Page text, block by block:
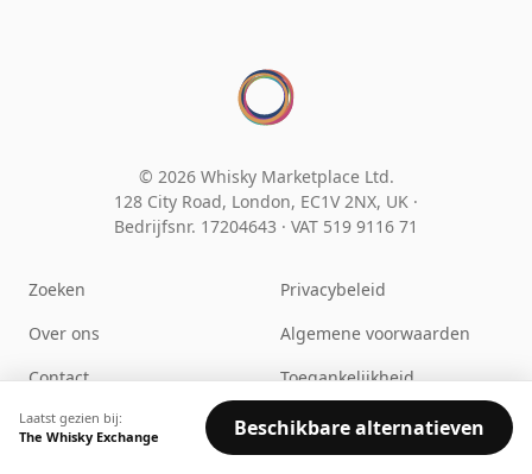
Laatst gezien bij:
The Whisky Exchange
Beschikbare alternatieven
© 2026 Whisky Marketplace Ltd.
128 City Road, London, EC1V 2NX, UK ·
Bedrijfsnr. 17204643 · VAT 519 9116 71
Zoeken
Over ons
Contact
FAQ
Privacybeleid
Algemene voorwaarden
Toegankelijkheid
Cookievoorkeuren